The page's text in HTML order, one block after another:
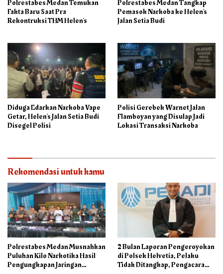
Polrestabes Medan Temukan
Fakta Baru Saat Pra
Rekontruksi THM Helen’s
Polrestabes Medan Tangkap
Pemasok Narkoba ke Helen’s
Jalan Setia Budi
Diduga Edarkan Narkoba Vape
Getar, Helen’s Jalan Setia Budi
Disegel Polisi
Polisi Gerebek Warnet Jalan
Flamboyan yang Disulap Jadi
Lokasi Transaksi Narkoba
Rekomendasi untuk kamu
Polrestabes Medan Musnahkan
Puluhan Kilo Narkotika Hasil
Pengungkapan Jaringan
2 Bulan Laporan Pengeroyokan
di Polsek Helvetia, Pelaku
Tidak Ditangkap, Pengacara